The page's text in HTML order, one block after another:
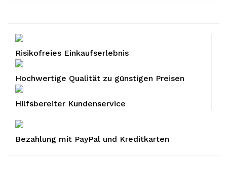
Risikofreies Einkaufserlebnis
Hochwertige Qualität zu günstigen Preisen
Hilfsbereiter Kundenservice
Bezahlung mit PayPal und Kreditkarten